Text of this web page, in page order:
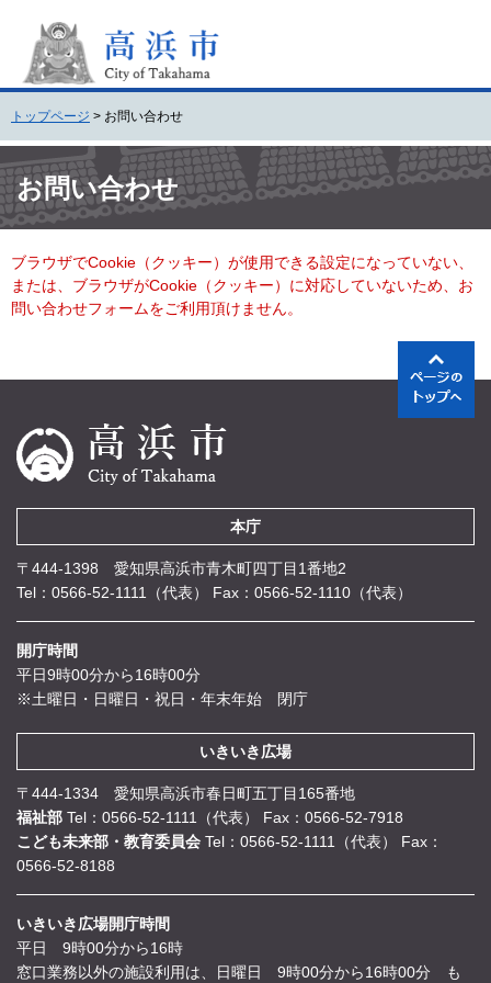
頭
で
す
。
飛
ば
し
て
本
へ
トップページ > お問い合わせ
文 お問い合わせ
ブラウザでCookie（クッキー）が使用できる設定になっていない、
または、ブラウザがCookie（クッキー）に対応していないため、お
問い合わせフォームをご利用頂けません。
本庁
〒444-1398 愛知県高浜市青木町四丁目1番地2
Tel：0566-52-1111（代表）
Fax：0566-52-1110（代表）
開庁時間
平日9時00分から16時00分
※土曜日・日曜日・祝日・年末年始 閉庁
いきいき広場
〒444-1334 愛知県高浜市春日町五丁目165番地
福祉部 Tel：0566-52-1111（代表）
Fax：0566-52-7918
こども未来部・教育委員会 Tel：0566-52-1111（代表）
Fax：
0566-52-8188
いきいき広場開庁時間
平日 9時00分から16時
窓口業務以外の施設利用は、日曜日 9時00分から16時00分 も